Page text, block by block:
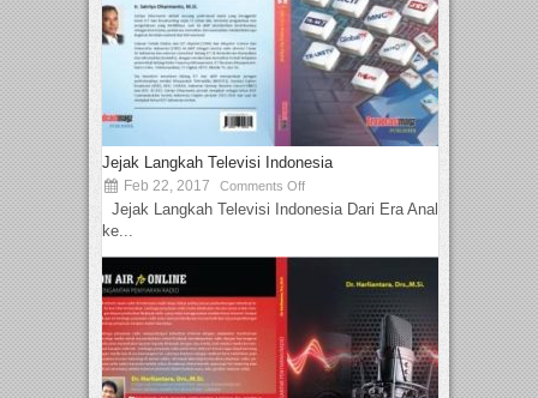
Jejak Langkah Televisi Indonesia
Feb 22, 2017 Comments Off
Jejak Langkah Televisi Indonesia Dari Era Analog
ke...